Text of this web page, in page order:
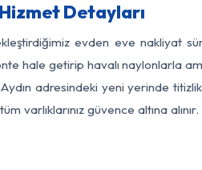
Detayları
evden eve nakliyat
hale getirip havalı naylonlarla
adresindeki yeni yerinde
varlıklarınız güvence altına